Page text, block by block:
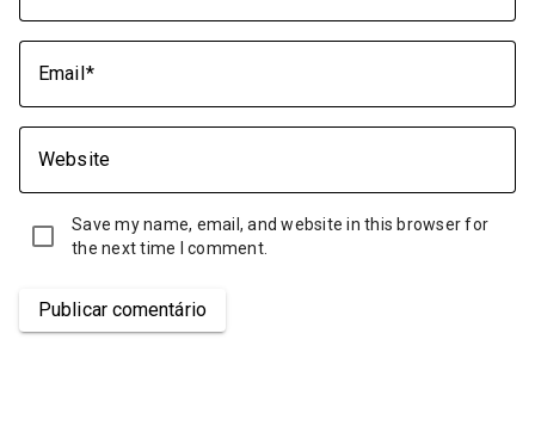
Email
Website
Save my name, email, and website in this browser for
the next time I comment.
Publicar comentário